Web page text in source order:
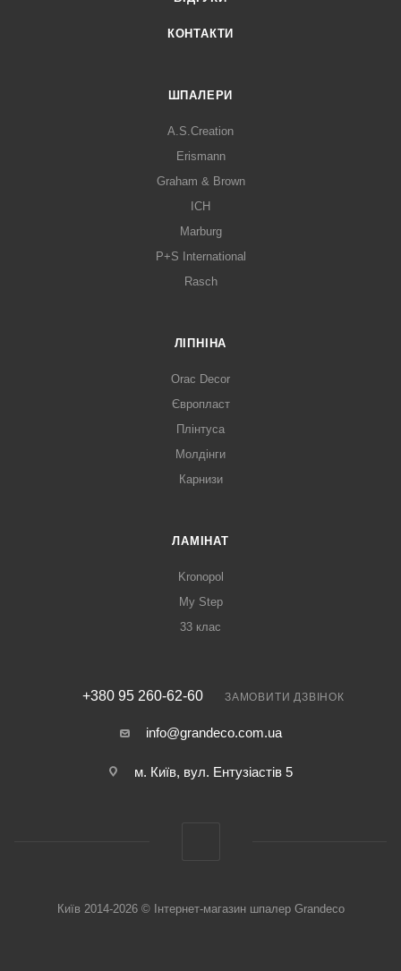
КОНТАКТИ
ШПАЛЕРИ
A.S.Creation
Erismann
Graham & Brown
ICH
Marburg
P+S International
Rasch
ЛІПНІНА
Orac Decor
Європласт
Плінтуса
Молдінги
Карнизи
ЛАМІНАТ
Kronopol
My Step
33 клас
+380 95 260-62-60 ЗАМОВИТИ ДЗВІНОК
info@grandeco.com.ua
м. Київ, вул. Ентузіастів 5
Київ 2014-2026 © Інтернет-магазин шпалер Grandeco